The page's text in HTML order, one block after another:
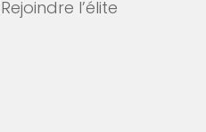
Rejoindre l’élite